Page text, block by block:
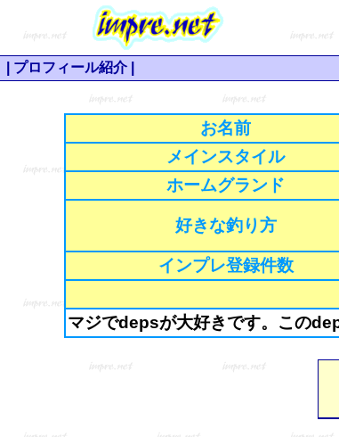
| プロフィール紹介 |
お名前
メインスタイル
ホームグランド
好きな釣り方
インプレ登録件数
マジでdepsが大好きです。この